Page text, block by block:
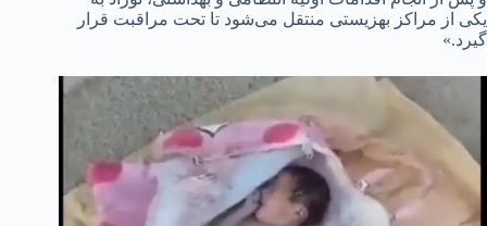
یکی از مراکز بهزیستی منتقل می‌شود تا تحت مراقبت قرار
گیرد.»